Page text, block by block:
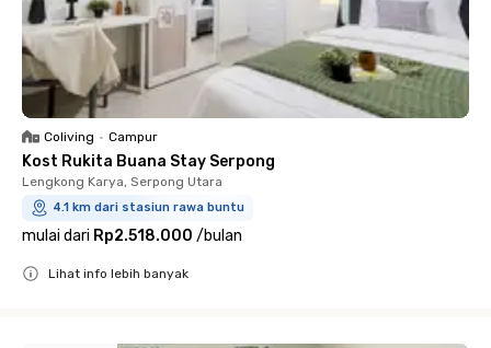
Coliving • Campur
Kost Rukita Buana Stay Serpong
Lengkong Karya, Serpong Utara
4.1 km dari stasiun rawa buntu
mulai dari Rp2.518.000 /bulan
Lihat info lebih banyak